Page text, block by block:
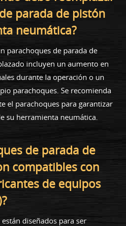
parada de pistón
neumática?
parachoques de parada de
incluyen un aumento en
durante la operación o un
parachoques. Se recomienda
el parachoques para garantizar
su herramienta neumática.
de parada de
compatibles con
de equipos
diseñados para ser